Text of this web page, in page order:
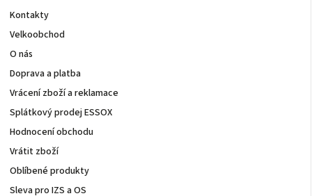
Kontakty
Velkoobchod
O nás
Doprava a platba
Vrácení zboží a reklamace
Splátkový prodej ESSOX
Hodnocení obchodu
Vrátit zboží
Oblíbené produkty
Sleva pro IZS a OS